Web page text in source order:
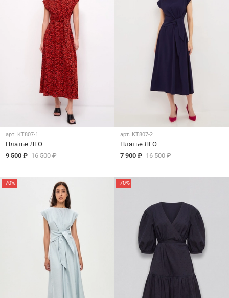
арт. KT807-1
Платье ЛЕО
9 500 ₽ 16 500 ₽
арт. КТ807-2
Платье ЛЕО
7 900 ₽ 16 500 ₽
-70% -70%